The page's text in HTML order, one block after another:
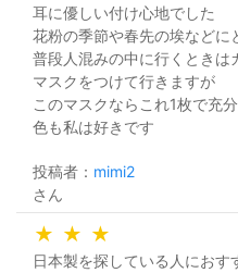
耳に優しい付け心地でした
花粉の季節や春先の埃などに
普段人混みの中に行くときは
マスクをつけて行きますが
このマスクならこれ1枚で充
色も私は好きです
投稿者： mimi2
さん
★ ★ ★
日本製を探している人におす